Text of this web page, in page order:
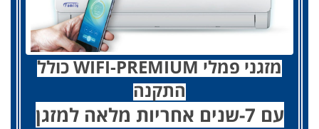
מזגני פמלי WIFI-PREMIUM כולל
התקנה
עם 7-שנים אחריות מלאה למזגן